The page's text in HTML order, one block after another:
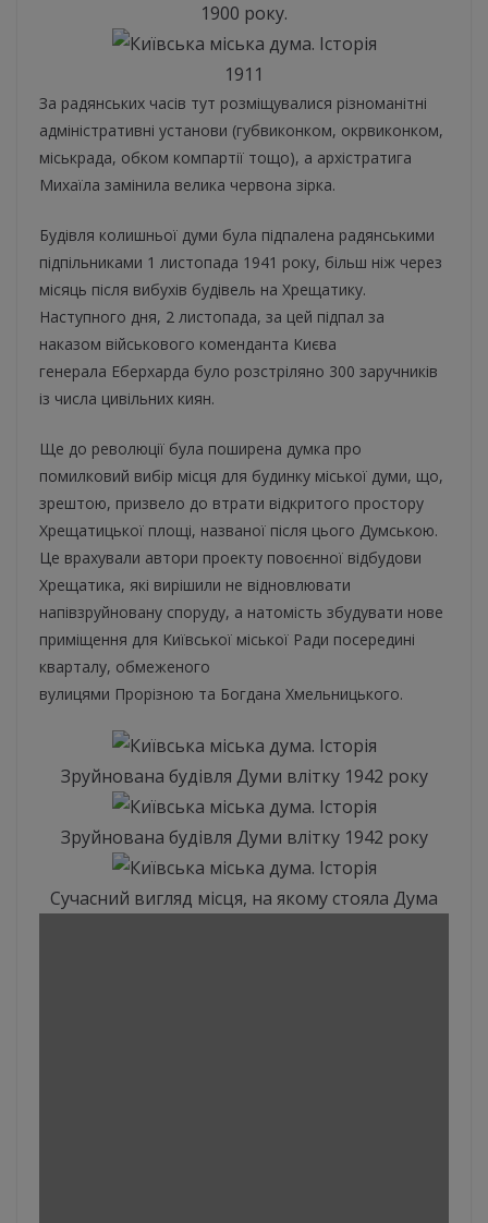
1900 року.
1911
За радянських часів тут розміщувалися різноманітні
адміністративні установи (губвиконком, окрвиконком,
міськрада, обком компартії тощо), а архістратига
Михаїла замінила велика червона зірка.
Будівля колишньої думи була підпалена радянськими
підпільниками 1 листопада 1941 року, більш ніж через
місяць після вибухів будівель на Хрещатику.
Наступного дня, 2 листопада, за цей підпал за
наказом військового коменданта Києва
генерала Еберхарда було розстріляно 300 заручників
із числа цивільних киян.
Ще до революції була поширена думка про
помилковий вибір місця для будинку міської думи, що,
зрештою, призвело до втрати відкритого простору
Хрещатицької площі, названої після цього Думською.
Це врахували автори проекту повоєнної відбудови
Хрещатика, які вирішили не відновлювати
напівзруйновану споруду, а натомість збудувати нове
приміщення для Київської міської Ради посередині
кварталу, обмеженого
вулицями Прорізною та Богдана Хмельницького.
Зруйнована будівля Думи влітку 1942 року
Зруйнована будівля Думи влітку 1942 року
Сучасний вигляд місця, на якому стояла Дума